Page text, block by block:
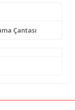
Çantası